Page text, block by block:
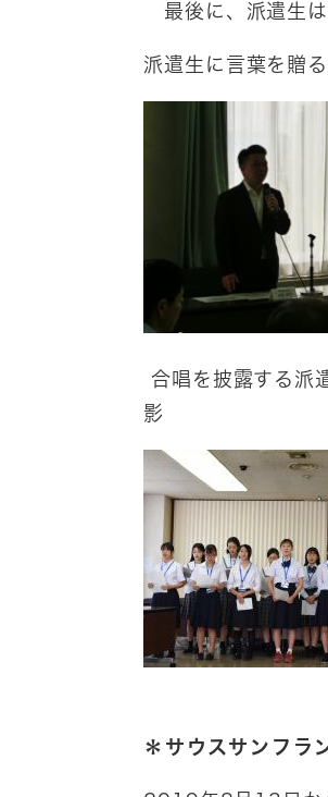
最後に、派遣生は
派遣生に
合唱を
影
＊サウスサンフラ